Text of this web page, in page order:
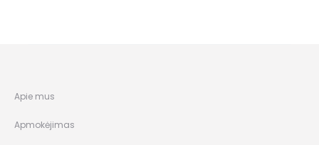
Apie mus
Apmokėjimas